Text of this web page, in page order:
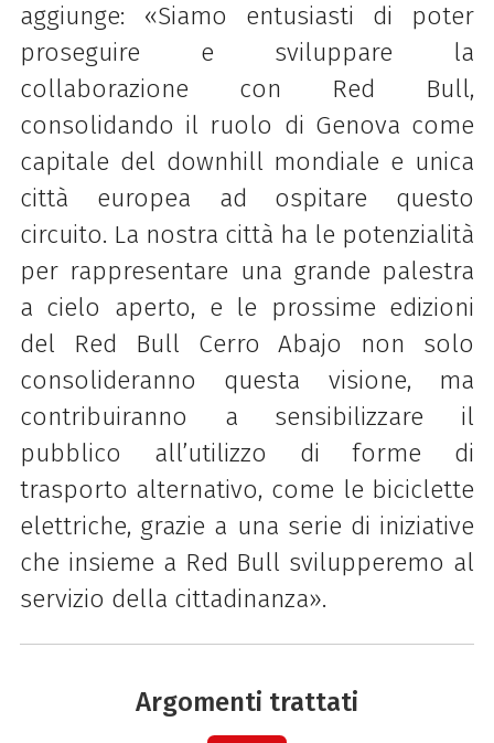
aggiunge: «Siamo entusiasti di poter
proseguire e sviluppare la
collaborazione con Red Bull,
consolidando il ruolo di Genova come
capitale del downhill mondiale e unica
città europea ad ospitare questo
circuito. La nostra città ha le potenzialità
per rappresentare una grande palestra
a cielo aperto, e le prossime edizioni
del Red Bull Cerro Abajo non solo
consolideranno questa visione, ma
contribuiranno a sensibilizzare il
pubblico all’utilizzo di forme di
trasporto alternativo, come le biciclette
elettriche, grazie a una serie di iniziative
che insieme a Red Bull svilupperemo al
servizio della cittadinanza».
Argomenti trattati